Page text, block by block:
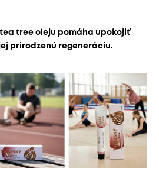
tree oleju pomáha upokojiť
prirodzenú regeneráciu.​